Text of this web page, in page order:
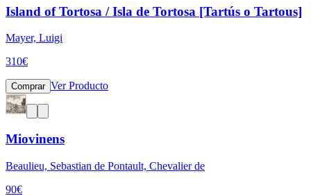
Island of Tortosa / Isla de Tortosa [Tartús o Tartous]
Mayer, Luigi
310€
Comprar Ver Producto
Miovinens
Beaulieu, Sebastian de Pontault, Chevalier de
90€